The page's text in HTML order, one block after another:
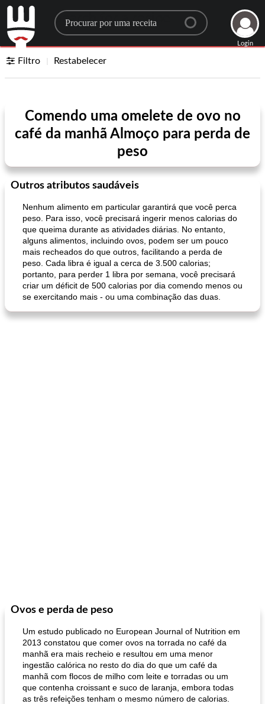
Search for a recipe
Login
Filtro Restabelecer
Comendo uma omelete de ovo no
café da manhã Almoço para perda de
peso
Outros atributos saudáveis
Nenhum alimento em particular garantirá que você perca
peso. Para isso, você precisará ingerir menos calorias do
que queima durante as atividades diárias. No entanto,
alguns alimentos, incluindo ovos, podem ser um pouco
mais recheados do que outros, facilitando a perda de
peso. Cada libra é igual a cerca de 3.500 calorias;
portanto, para perder 1 libra por semana, você precisará
criar um déficit de 500 calorias por dia comendo menos ou
se exercitando mais - ou uma combinação das duas.
Ovos e perda de peso
Um estudo publicado no European Journal of Nutrition em
2013 constatou que comer ovos na torrada no café da
manhã era mais recheio e resultou em uma menor
ingestão calórica no resto do dia do que um café da
manhã com flocos de milho com leite e torradas ou um
que contenha croissant e suco de laranja, embora todas
as três refeições tenham o mesmo número de calorias.